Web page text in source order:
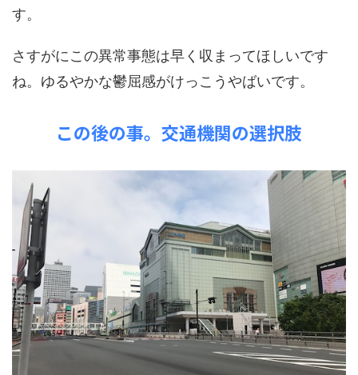
す。
さすがにこの異常事態は早く収まってほしいです
ね。ゆるやかな鬱屈感がけっこうやばいです。
この後の事。交通機関の選択肢